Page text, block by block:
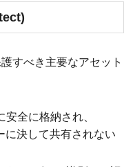
すべき主要なアセット
安全に格納され、
に決して共有されない